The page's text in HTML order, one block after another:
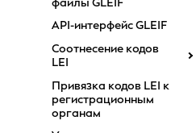
API-интерфейс GLEIF
Соотнесение кодов
LEI
Привязка кодов LEI к
регистрационным
органам